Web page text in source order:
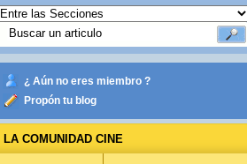
¿ Aún no eres miembro ?
Propón tu blog
LA COMUNIDAD CINE